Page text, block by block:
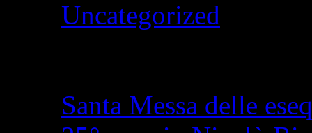
Uncategorized
Santa Messa delle